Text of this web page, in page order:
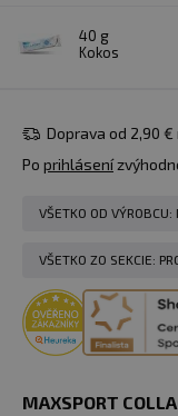
40 g
Kokos
Doprava od 2,90 €
Po prihlásení
VŠETKO OD VÝROBCU:
VŠETKO ZO SEKCIE:
MAXSPORT